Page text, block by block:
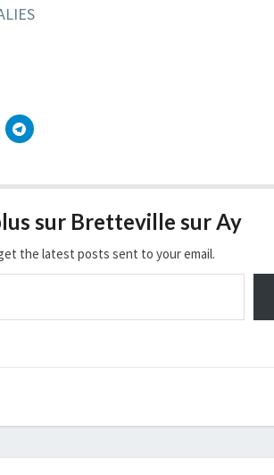
sur Bretteville sur Ay
the latest posts sent to your email.